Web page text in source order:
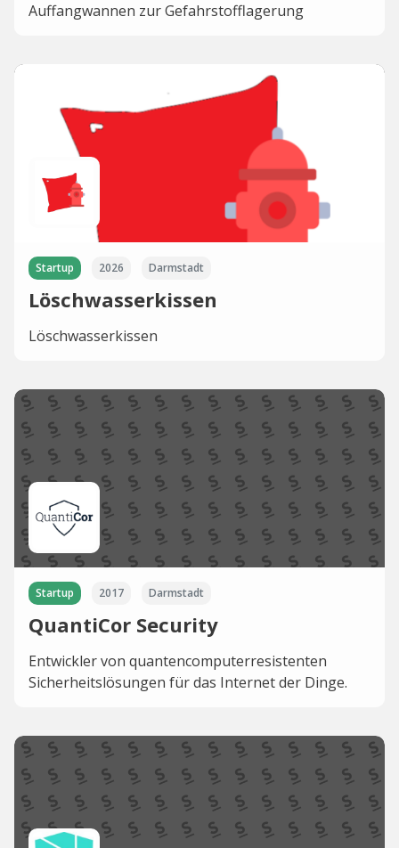
Auffangwannen zur Gefahrstofflagerung
Startup 2026 Darmstadt
Löschwasserkissen
Löschwasserkissen
Startup 2017 Darmstadt
QuantiCor Security
Entwickler von quantencomputerresistenten
Sicherheitslösungen für das Internet der Dinge.